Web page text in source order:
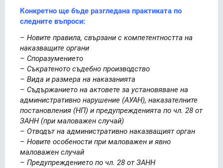
Конкретно ще бъде разгледана практиката по
следните въпроси:
– Новите правила, свързани с компетентността на
наказващите органи
– Споразумението
– Съкратеното съдебно производство
– Вида и размера на наказанията
– Съдържанието на актовете за установяване на
административно нарушение (АУАН), наказателните
постановления (НП) и предупрежденията по чл. 28 от
ЗАНН (при маловажен случай)
– Отводът на административно наказващият орган
– Новите особености при маловажен и явно
маловажен случай
– Предупреждението по чл. 28 от ЗАНН